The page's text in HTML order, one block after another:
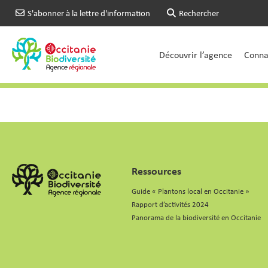
S'abonner à la lettre d'information Rechercher
Découvrir l’agence
Ressources
Guide « Plantons local en Occitanie »
Rapport d’activités 2024
Panorama de la biodiversité en Occitanie